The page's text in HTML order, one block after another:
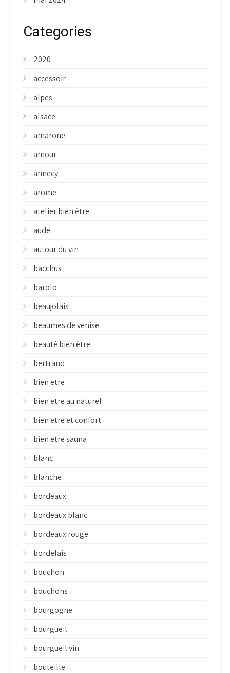
Categories
2020
accessoir
alpes
alsace
amarone
amour
annecy
arome
atelier bien être
aude
autour du vin
bacchus
barolo
beaujolais
beaumes de venise
beauté bien être
bertrand
bien etre
bien etre au naturel
bien etre et confort
bien etre sauna
blanc
blanche
bordeaux
bordeaux blanc
bordeaux rouge
bordelais
bouchon
bouchons
bourgogne
bourgueil
bourgueil vin
bouteille